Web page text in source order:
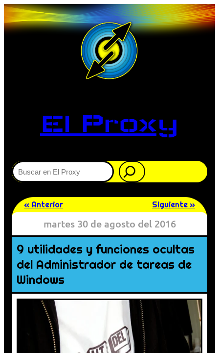
El Proxy
Buscar
« Anterior Siguiente »
martes 30 de agosto del 2016
9 utilidades y funciones ocultas
del Administrador de tareas de
Windows